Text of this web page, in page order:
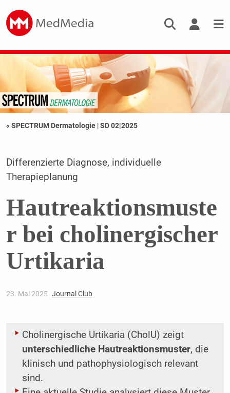
« SPECTRUM Dermatologie |SD 02|2025
Differenzierte Diagnose, individuelle
Therapieplanung
Hautreaktionsmuste
r bei cholinergischer
Urtikaria
23. Mai 2025 Journal Club
Cholinergische Urtikaria (CholU) zeigt
unterschiedliche Hautreaktionsmuster, die
klinisch und pathophysiologisch relevant
sind.